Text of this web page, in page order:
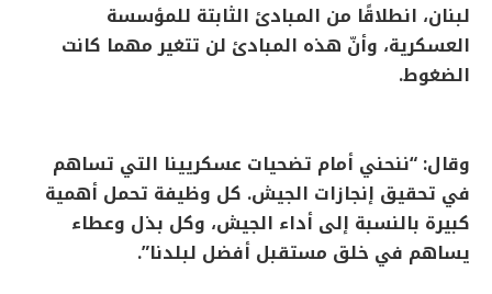
لبنان، انطلاقًا من المبادئ الثابتة للمؤسسة
العسكرية، وأنّ هذه المبادئ لن تتغير مهما كانت
الضغوط.
وقال: “ننحني أمام تضحيات عسكريينا التي تساهم
في تحقيق إنجازات الجيش. كل وظيفة تحمل أهمية
كبيرة بالنسبة إلى أداء الجيش، وكل بذل وعطاء
يساهم في خلق مستقبل أفضل لبلدنا”.